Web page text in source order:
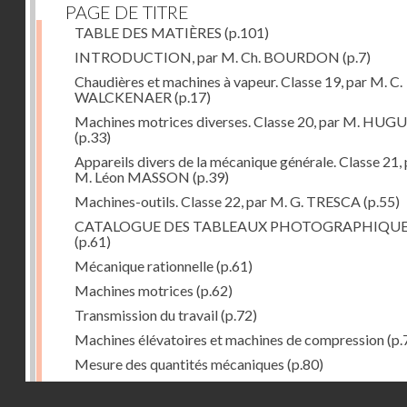
PAGE DE TITRE
TABLE DES MATIÈRES (p.101)
INTRODUCTION, par M. Ch. BOURDON (p.7)
Chaudières et machines à vapeur. Classe 19, par M. C.
WALCKENAER (p.17)
Machines motrices diverses. Classe 20, par M.
(p.33)
Appareils divers de la mécanique générale. Classe 21,
M. Léon MASSON (p.39)
Machines-outils. Classe 22, par M. G. TRESCA (p.55)
CATALOGUE DES TABLEAUX
(p.61)
Mécanique rationnelle(p.61)
Machines motrices (p.62)
Transmission du travail(p.72)
Machines élévatoires et machines de compression
Mesure des quantités mécaniques (p.80)